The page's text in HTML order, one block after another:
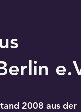
2008 aus der